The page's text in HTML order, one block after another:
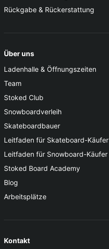
Rückgabe & Rückerstattung
Über uns
Ladenhalle & Öffnungszeiten
Team
Stoked Club
Snowboardverleih
Skateboardbauer
Leitfaden für Skateboard-Käufer
Leitfaden für Snowboard-Käufer
Stoked Board Academy
Blog
Arbeitsplätze
Kontakt